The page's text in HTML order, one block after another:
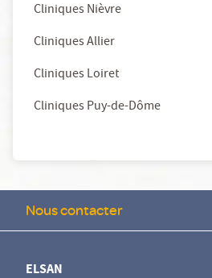
Cliniques Nièvre
Cliniques Allier
Cliniques Loiret
Cliniques Puy-de-Dôme
Nous contacter
ELSAN